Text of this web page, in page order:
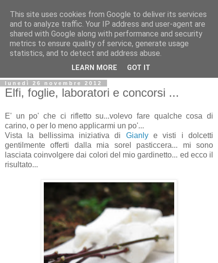
lunedì 26 novembre 2012
Elfi, foglie, laboratori e concorsi ...
E' un po' che ci rifletto su...volevo fare qualche cosa di
carino, o per lo meno applicarmi un po'...
Vista la bellissima iniziativa di Gianlye visti i dolcetti
gentilmente offerti dalla mia sorel pasticcera... mi sono
lasciata coinvolgere dai colori del mio gardinetto... ed ecco il
risultato...
This site uses cookies from Google to deliver its services
and to analyze traffic. Your IP address and user-agent are
shared with Google along with performance and security
metrics to ensure quality of service, generate usage
statistics, and to detect and address abuse.
LEARN MORE GOT IT